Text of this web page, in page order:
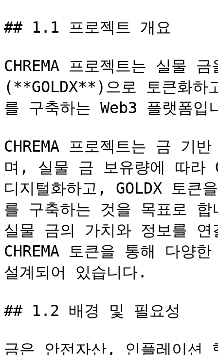
## 1.1 프로젝트 개요
CHREMA 프로젝트는 실물
(**GOLDX**)으로 토큰화
를 구축하는 Web3 플랫폼입
CHREMA 프로젝트는 금 기
며, 실물 금 보유량에 따라
디지털화하고, GOLDX 토큰
를 구축하는 것을 목표로
실물 금의 가치와 정보를 연
CHREMA 토큰을 통해 다양
설계되어 있습니다.
## 1.2 배경 및 필요성
금은 안전자산, 인플레이